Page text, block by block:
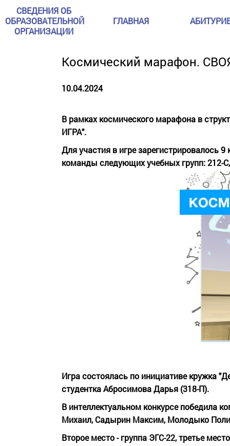
СВЕДЕНИЯ ОБ
ОБРАЗОВАТЕЛЬНОЙ
ОРГАНИЗАЦИИ
ГЛАВНАЯ
Космический марафон.
10.04.2024
В рамках космического марафона в
ИГРА".
Для участия в игре зарегистрировалось
команды следующих учебных групп: 212-
Игра состоялась по инициативе кружка
студентка Абросимова Дарья (318-П).
В интеллектуальном конкурсе победила
Михаил, Садырин Максим, Молодыко
Второе место - группа ЭГС-22, третье